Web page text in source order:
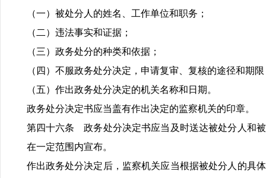
（一）被处分人的姓名、工作单位和职务；
（二）违法事实和证据；
（三）政务处分的种类和依据；
（四）不服政务处分决定，申请复审、复核的途径和期限
（五）作出政务处分决定的机关名称和日期。
政务处分决定书应当盖有作出决定的监察机关的印章。
第四十六条 政务处分决定书应当及时送达被处分人和
在一定范围内宣布。
作出政务处分决定后，监察机关应当根据被处分人的具